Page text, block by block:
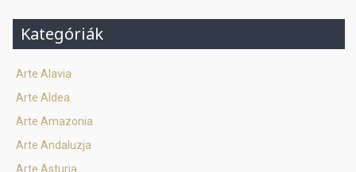
Kategóriák
Arte Alavia
Arte Aldea
Arte Amazonia
Arte Andaluzja
Arte Asturia